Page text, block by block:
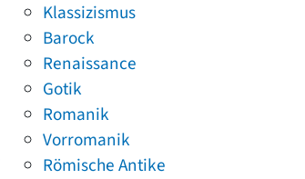
Klassizismus
Barock
Renaissance
Gotik
Romanik
Vorromanik
Römische Antike